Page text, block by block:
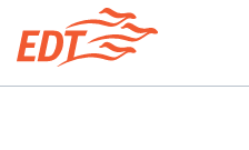
contenuto
principale